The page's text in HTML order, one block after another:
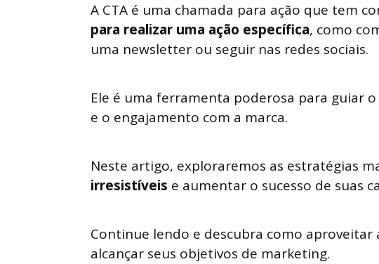
A CTA é uma chamada para ação que tem
para realizar uma ação específica, como
uma newsletter ou seguir nas redes sociais.
Ele é uma ferramenta poderosa para guiar
e o engajamento com a marca.
Neste artigo, exploraremos as estratégias
irresistíveis e aumentar o sucesso de suas
Continue lendo e descubra como aproveitar
alcançar seus objetivos de marketing.